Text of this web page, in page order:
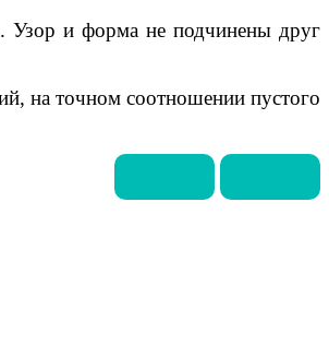
Узор и форма не подчинены друг
на точном соотношении пустого